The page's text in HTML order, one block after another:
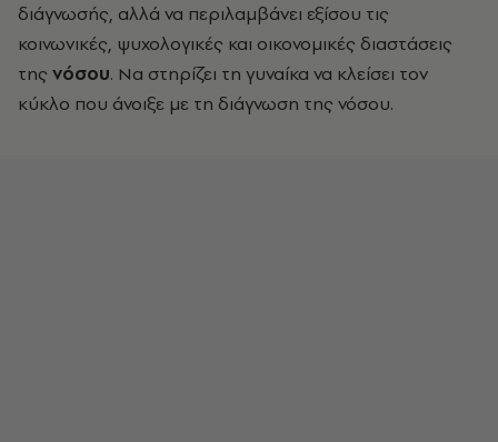
διάγνωσής, αλλά να περιλαμβάνει εξίσου τις
κοινωνικές, ψυχολογικές και οικονομικές διαστάσεις
της νόσου. Να στηρίζει τη γυναίκα να κλείσει τον
κύκλο που άνοιξε με τη διάγνωση της νόσου.